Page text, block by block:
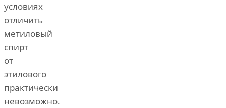
условиях
отличить
метиловый
спирт
от
этилового
практически
невозможно.